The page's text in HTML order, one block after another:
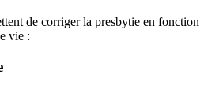
de corriger la presbytie en fonction
vie :